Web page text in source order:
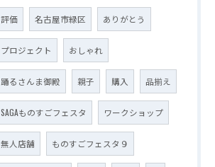
評価 名古屋市緑区 ありがとう
プロジェクト おしゃれ
踊るさんま御殿 親子 購入 品揃え
SAGAものすごフェスタ ワークショップ
無人店舗 ものすごフェスタ９